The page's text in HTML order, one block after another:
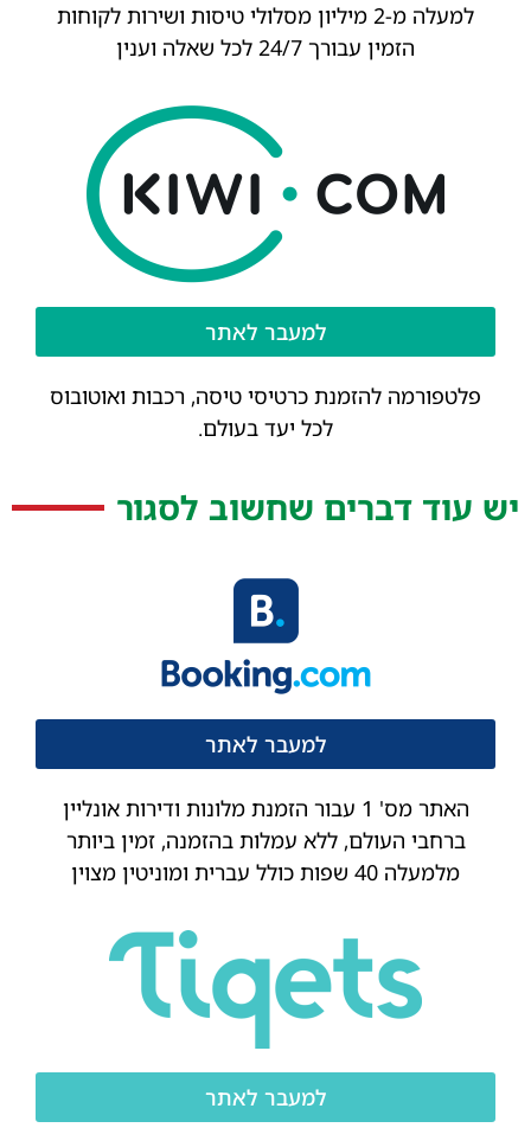
למעלה מ-2 מיליון מסלולי טיסות ושירות לקוחות
הזמין עבורך 24/7 לכל שאלה וענין
למעבר לאתר
פלטפורמה להזמנת כרטיסי טיסה, רכבות ואוטובוס
לכל יעד בעולם.
יש עוד דברים שחשוב לסגור
למעבר לאתר
האתר מס' 1 עבור הזמנת מלונות ודירות אונליין
ברחבי העולם, ללא עמלות בהזמנה, זמין ביותר
מלמעלה 40 שפות כולל עברית ומוניטין מצוין
למעבר לאתר